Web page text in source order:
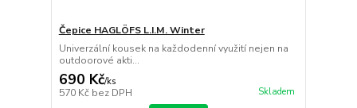
Čepice HAGLÖFS L.I.M. Winter
Univerzální kousek na každodenní využití nejen na
outdoorové akti...
690 Kč/ks
570 Kč bez DPH Skladem